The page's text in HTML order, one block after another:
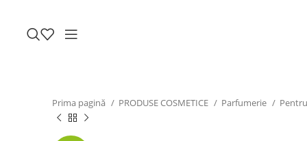
Prima pagină PRODUSE COSMETICE Parfumerie